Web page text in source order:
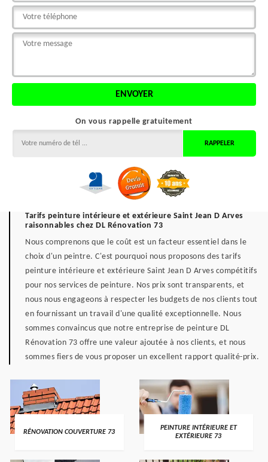
On vous rappelle gratuitement
Tarifs peinture intérieure et extérieure Saint Jean D Arves
raisonnables chez DL Rénovation 73
Nous comprenons que le coût est un facteur essentiel dans le
choix d'un peintre. C'est pourquoi nous proposons des tarifs
peinture intérieure et extérieure Saint Jean D Arves compétitifs
pour nos services de peinture. Nos prix sont transparents, et
nous nous engageons à respecter les budgets de nos clients tout
en fournissant un travail d'une qualité exceptionnelle. Nous
sommes convaincus que notre entreprise de peinture DL
Rénovation 73 offre une valeur ajoutée à nos clients, et nous
sommes fiers de vous proposer un excellent rapport qualité-prix.
RÉNOVATION COUVERTURE 73
PEINTURE INTÉRIEURE ET
EXTÉRIEURE 73